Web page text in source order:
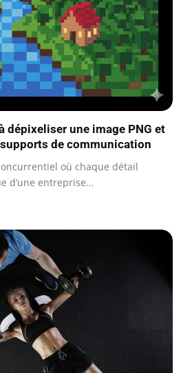
dépixeliser une image PNG et
de communication
où chaque détail
d’une entreprise…